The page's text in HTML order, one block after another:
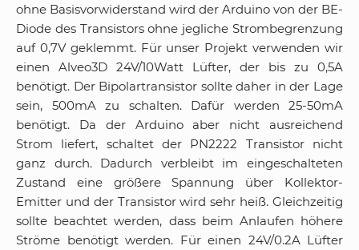
ohne Basisvorwiderstand wird der Arduino von der BE-
Diode des Transistors ohne jegliche Strombegrenzung
auf 0,7V geklemmt. Für unser Projekt verwenden wir
einen Alveo3D 24V/10Watt Lüfter, der bis zu 0,5A
benötigt. Der Bipolartransistor sollte daher in der Lage
sein, 500mA zu schalten. Dafür werden 25-50mA
benötigt. Da der Arduino aber nicht ausreichend
Strom liefert, schaltet der PN2222 Transistor nicht
ganz durch. Dadurch verbleibt im eingeschalteten
Zustand eine größere Spannung über Kollektor-
Emitter und der Transistor wird sehr heiß. Gleichzeitig
sollte beachtet werden, dass beim Anlaufen höhere
Ströme benötigt werden. Für einen 24V/0.2A Lüfter